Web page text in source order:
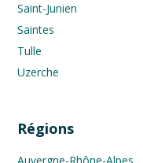
Saint-Junien
Saintes
Tulle
Uzerche
Régions